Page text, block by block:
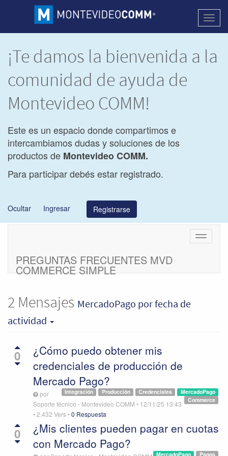
¡Te damos la bienvenida a la
comunidad de ayuda de
Montevideo COMM!
Este es un espacio donde compartimos e
intercambiamos dudas y soluciones de los
productos de Montevideo COMM.
Para participar debés estar registrado.
Ocultar Ingresar Registrarse
Cambiar
PREGUNTAS FRECUENTES MVD
COMMERCE SIMPLE
2 Mensajes MercadoPago por fecha de
actividad
0
¿Cómo puedo obtener mis
credenciales de producción de
Mercado Pago?
MercadoPago
Credenciales
Producción
Integración
Commerce
por
Soporte técnico - Montevideo COMM • 12/11/25 13:43
•2.432 Vers•0 Respuesta
0
¿Mis clientes pueden pagar en cuotas
con Mercado Pago?
Pagos
MercadoPago